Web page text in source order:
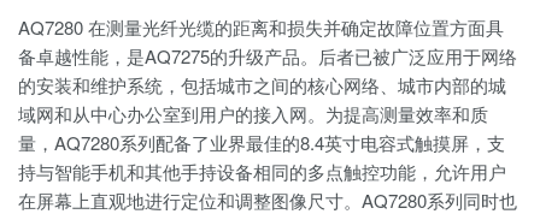
AQ7280 在测量光纤光缆的距离和损失并确定故障位置方面具
备卓越性能，是AQ7275的升级产品。后者已被广泛应用于网络
的安装和维护系统，包括城市之间的核心网络、城市内部的城
域网和从中心办公室到用户的接入网。为提高测量效率和质
量，AQ7280系列配备了业界最佳的8.4英寸电容式触摸屏，支
持与智能手机和其他手持设备相同的多点触控功能，允许用户
在屏幕上直观地进行定位和调整图像尺寸。AQ7280系列同时也